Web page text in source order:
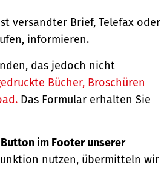
versandter Brief, Telefax oder
informieren.
das jedoch nicht
Bücher, Broschüren
Das Formular erhalten Sie
Button im Footer unserer
nutzen, übermitteln wir